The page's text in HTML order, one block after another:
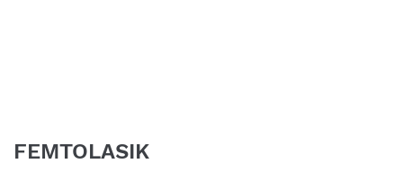
FEMTOLASIK